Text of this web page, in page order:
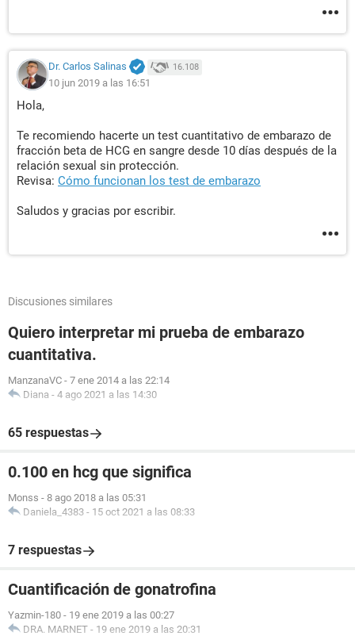
Dr. Carlos Salinas 16.108
10 jun 2019 a las 16:51
Hola,
Te recomiendo hacerte un test cuantitativo de embarazo de
fracción beta de HCG en sangre desde 10 días después de la
relación sexual sin protección.
Revisa: Cómo funcionan los test de embarazo
Saludos y gracias por escribir.
Discusiones similares
Quiero interpretar mi prueba de embarazo
cuantitativa.
ManzanaVC - 7 ene 2014 a las 22:14
Diana - 4 ago 2021 a las 14:30
65 respuestas
0.100 en hcg que significa
Monss - 8 ago 2018 a las 05:31
Daniela_4383 - 15 oct 2021 a las 08:33
7 respuestas
Cuantificación de gonatrofina
Yazmin-180 - 19 ene 2019 a las 00:27
DRA. MARNET - 19 ene 2019 a las 20:31